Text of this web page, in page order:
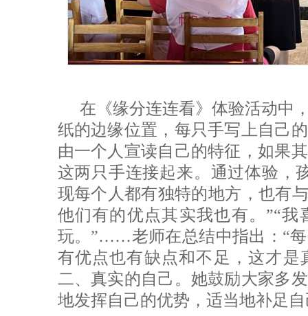
在《缘分连连看》体验活动中
纸的边缘位置，每只手写上自己
由一个人宣读自己的特征，如果
这两只手连接起来。通过体验，
现每个人都有独特的地方，也有
他们有的优点其实我也有。”“
玩。”……老师在总结中指出：“
有优点也有缺点和不足，这才
二、真实的自己。她鼓励大家多
地发挥自己的优势，适当地补足